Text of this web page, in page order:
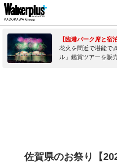
【臨港パーク席と宿
花火を間近で堪能で
ル」鑑賞ツアーを販
佐賀県のお祭り【